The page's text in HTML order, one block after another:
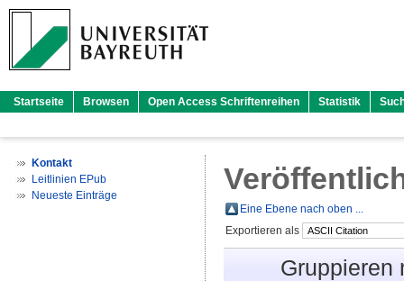
Startseite Browsen Open Access Schriftenreihen Statistik
Kontakt
Leitlinien EPub
Neueste Einträge
Eine Ebene nach oben ...
Exportieren als
Gruppieren